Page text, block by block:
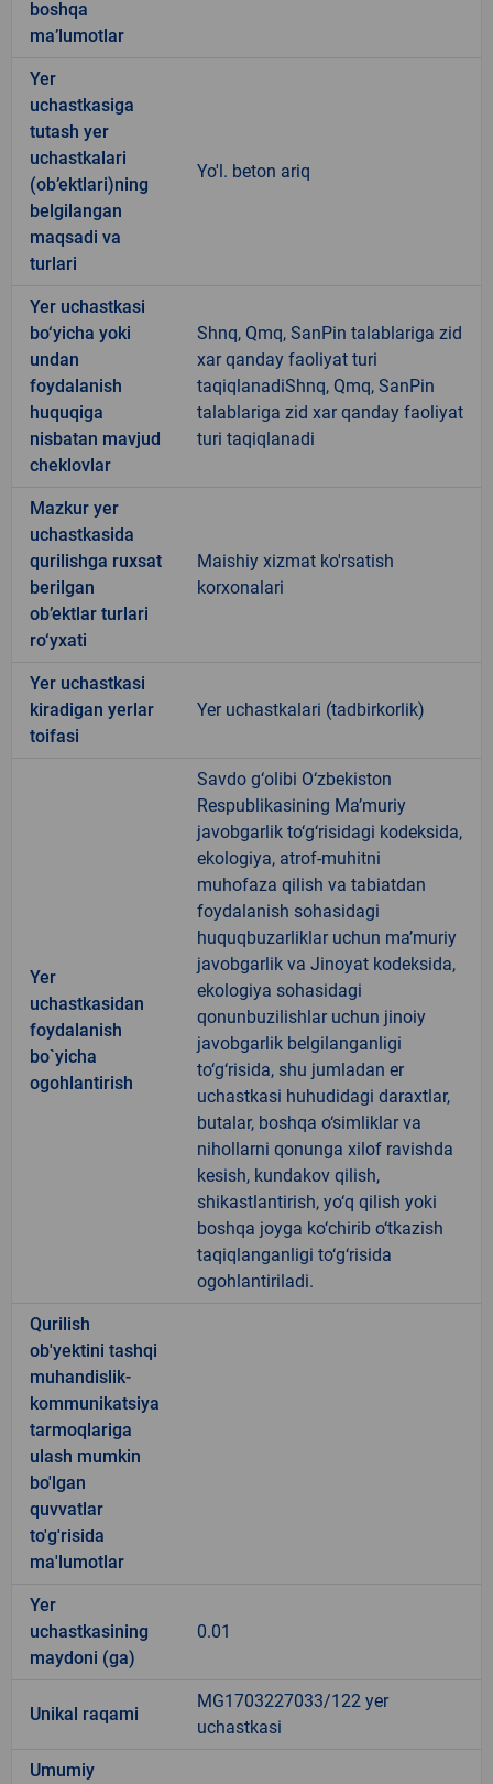
boshqa
ma’lumotlar
Yer
uchastkasiga
tutash yer
uchastkalari
(ob’ektlari)ning
belgilangan
maqsadi va
turlari
Yo'l. beton ariq
Yer uchastkasi
bo‘yicha yoki
undan
foydalanish
huquqiga
nisbatan mavjud
cheklovlar
Shnq, Qmq, SanPin talablariga zid
xar qanday faoliyat turi
taqiqlanadiShnq, Qmq, SanPin
talablariga zid xar qanday faoliyat
turi taqiqlanadi
Mazkur yer
uchastkasida
qurilishga ruxsat
berilgan
ob’ektlar turlari
ro‘yxati
Maishiy xizmat ko'rsatish
korxonalari
Yer uchastkasi
kiradigan yerlar
toifasi
Yer uchastkalari (tadbirkorlik)
Yer
uchastkasidan
foydalanish
bo`yicha
ogohlantirish
Savdo g‘olibi O‘zbekiston
Respublikasining Ma’muriy
javobgarlik to‘g‘risidagi kodeksida,
ekologiya, atrof-muhitni
muhofaza qilish va tabiatdan
foydalanish sohasidagi
huquqbuzarliklar uchun ma’muriy
javobgarlik va Jinoyat kodeksida,
ekologiya sohasidagi
qonunbuzilishlar uchun jinoiy
javobgarlik belgilanganligi
to‘g‘risida, shu jumladan er
uchastkasi huhudidagi daraxtlar,
butalar, boshqa o‘simliklar va
nihollarni qonunga xilof ravishda
kesish, kundakov qilish,
shikastlantirish, yo‘q qilish yoki
boshqa joyga ko‘chirib o‘tkazish
taqiqlanganligi to‘g‘risida
ogohlantiriladi.
Qurilish
ob'yektini tashqi
muhandislik-
kommunikatsiya
tarmoqlariga
ulash mumkin
bo'lgan
quvvatlar
to'g'risida
ma'lumotlar
Yer
uchastkasining
maydoni (ga)
0.01
Unikal raqami
MG1703227033/122 yer
uchastkasi
Umumiy